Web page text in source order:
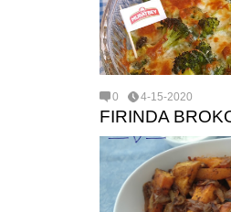
0 4-15-2020
FIRINDA